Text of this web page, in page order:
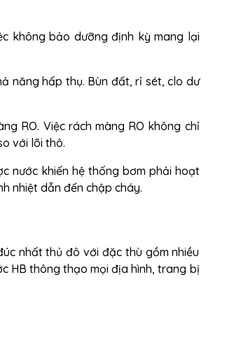
không bảo dưỡng định kỳ mang lại
năng hấp thụ. Bùn đất, rỉ sét, clo dư
RO. Việc rách màng RO không chỉ
với lõi thô.
nước khiến hệ thống bơm phải hoạt
nhiệt dẫn đến chập cháy.
nhất thủ đô với đặc thù gồm nhiều
HB thông thạo mọi địa hình, trang bị